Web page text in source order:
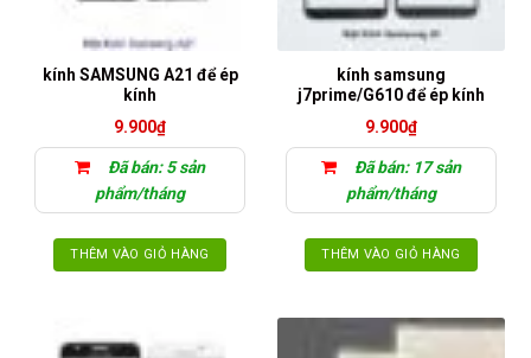
kính SAMSUNG A21 để ép
kính
9.900₫
Đã bán: 5 sản
phẩm/tháng
THÊM VÀO GIỎ HÀNG
kính samsung
j7prime/G610 để ép kính
9.900₫
Đã bán: 17 sản
phẩm/tháng
THÊM VÀO GIỎ HÀNG